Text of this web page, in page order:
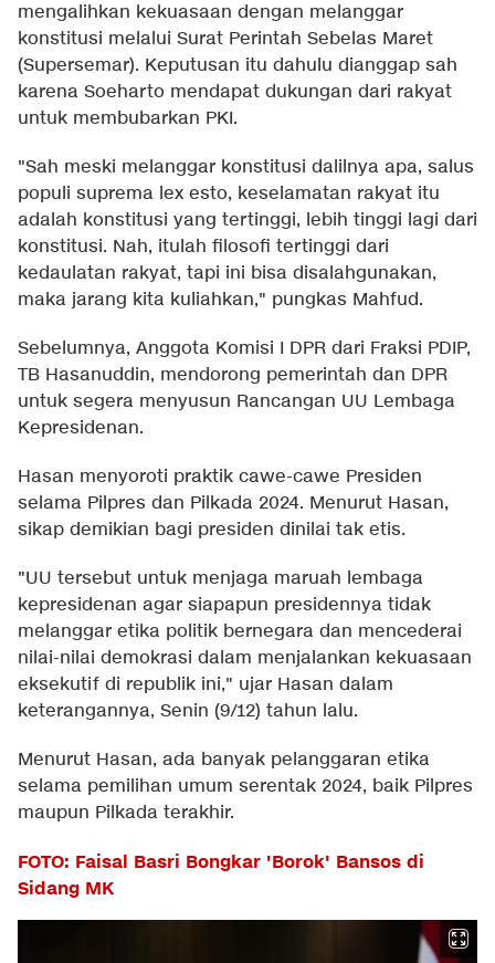
mengalihkan kekuasaan dengan melanggar
konstitusi melalui Surat Perintah Sebelas Maret
(Supersemar). Keputusan itu dahulu dianggap sah
karena Soeharto mendapat dukungan dari rakyat
untuk membubarkan PKI.
"Sah meski melanggar konstitusi dalilnya apa, salus
populi suprema lex esto, keselamatan rakyat itu
adalah konstitusi yang tertinggi, lebih tinggi lagi dari
konstitusi. Nah, itulah filosofi tertinggi dari
kedaulatan rakyat, tapi ini bisa disalahgunakan,
maka jarang kita kuliahkan," pungkas Mahfud.
Sebelumnya, Anggota Komisi I DPR dari Fraksi PDIP,
TB Hasanuddin, mendorong pemerintah dan DPR
untuk segera menyusun Rancangan UU Lembaga
Kepresidenan.
Hasan menyoroti praktik cawe-cawe Presiden
selama Pilpres dan Pilkada 2024. Menurut Hasan,
sikap demikian bagi presiden dinilai tak etis.
"UU tersebut untuk menjaga maruah lembaga
kepresidenan agar siapapun presidennya tidak
melanggar etika politik bernegara dan mencederai
nilai-nilai demokrasi dalam menjalankan kekuasaan
eksekutif di republik ini," ujar Hasan dalam
keterangannya, Senin (9/12) tahun lalu.
Menurut Hasan, ada banyak pelanggaran etika
selama pemilihan umum serentak 2024, baik Pilpres
maupun Pilkada terakhir.
FOTO: Faisal Basri Bongkar 'Borok' Bansos di
Sidang MK